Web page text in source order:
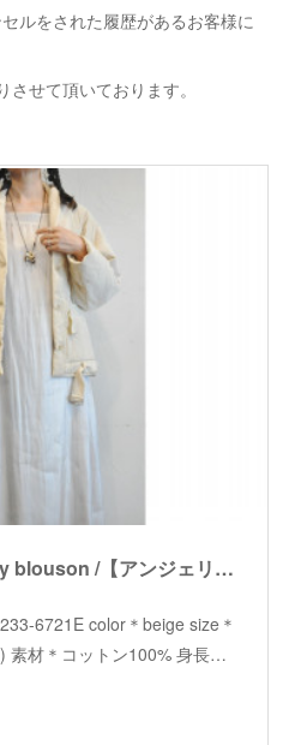
ルをされた履歴があるお客様に
せて頂いております。
【angelina】corduroy blouson /【アンジェリーナ】コーデュロイブルゾン
6721E color＊beige size＊
素材＊コットン100% 身長…